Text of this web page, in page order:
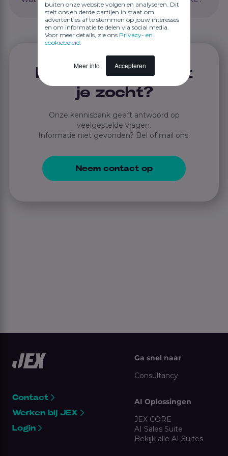
buiten onze website volgen en analyseren. Dit
stelt ons en derde partijen in staat om
advertenties af te stemmen op jouw interesses
en om informatie te delen via social media.
Voor meer details, zie ons Privacy- en
cookiebeleid
Meer info Accepteren
Niet gevonden wat
je zocht?
Onze kennisbank geeft antwoord op
veelgestelde vragen.
Informatie niet gevonden? Bel of mail ons.
Neem contact op
Contact
Werken bij JEX
Login
Ga snel naar
Consultancy
AI Oplossingen
JEX CORE
AI Sales Suite
Bekijk alle AI Suites